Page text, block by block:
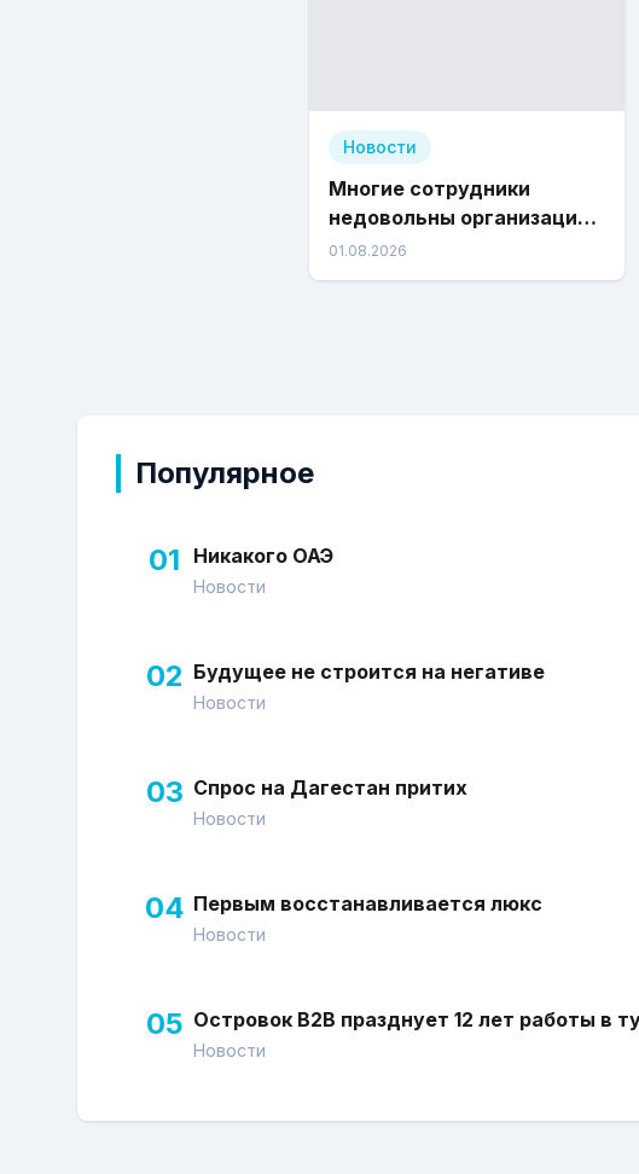
Новости
Многие сотрудники
недовольны организацией
деловых поездок в своей
компании
01.08.2026
Популярное
01 Никакого ОАЭ
Новости
02 Будущее не строится на негативе
Новости
03 Спрос на Дагестан притих
Новости
04 Первым восстанавливается люкс
Новости
05 Островок В2В празднует 12 лет работы в
Новости